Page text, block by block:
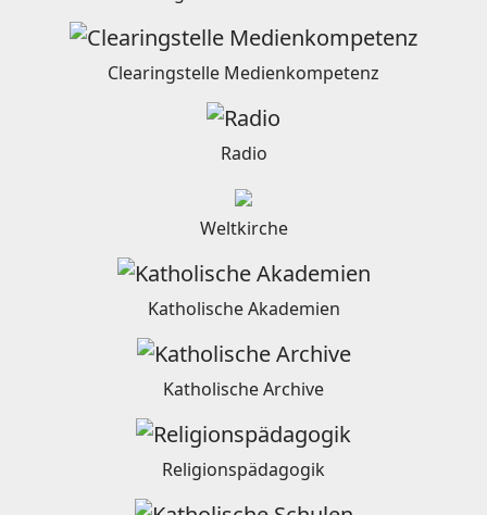
Clearingstelle Medienkompetenz
Radio
Weltkirche
Katholische Akademien
Katholische Archive
Religionspädagogik